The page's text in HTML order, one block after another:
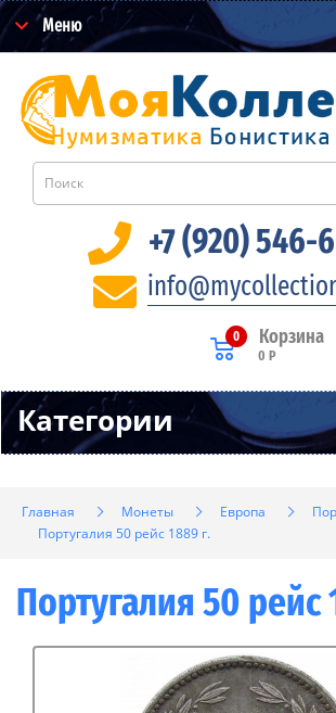
Меню
+7 (920) 546-
Корзина
0
0 Р
Категории
Главная Монеты Европа
Португалия 50 рейс 1889 г.
Португалия 50 рейс